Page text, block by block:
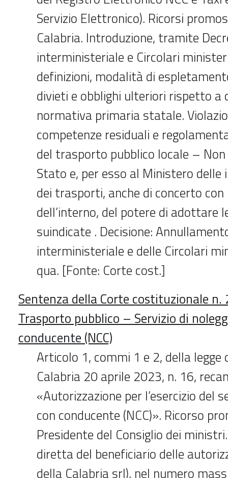
Servizio Elettronico). Ricorsi
Calabria. Introduzione, tramite
interministeriale e Circolari
definizioni, modalità di
divieti e obblighi ulteriori rispetto a
normativa primaria statale.
competenze residuali e
del trasporto pubblico locale –
Stato e, per esso al Ministero
dei trasporti, anche di concerto
dell’interno, del potere di adottare
suindicate . Decisione:
interministeriale e delle Circolari
qua. [Fonte: Corte cost.]
Sentenza della Corte costituzionale
Trasporto pubblico – Servizio di
conducente (NCC)
Articolo 1, commi 1 e 2, della legge
Calabria 20 aprile 2023, n. 16,
«Autorizzazione per l’esercizio del
con conducente (NCC)». Ricorso
Presidente del Consiglio dei
diretta del beneficiario delle
della Calabria srl), nel numero